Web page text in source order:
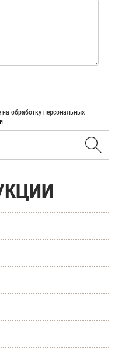
обработку персональных